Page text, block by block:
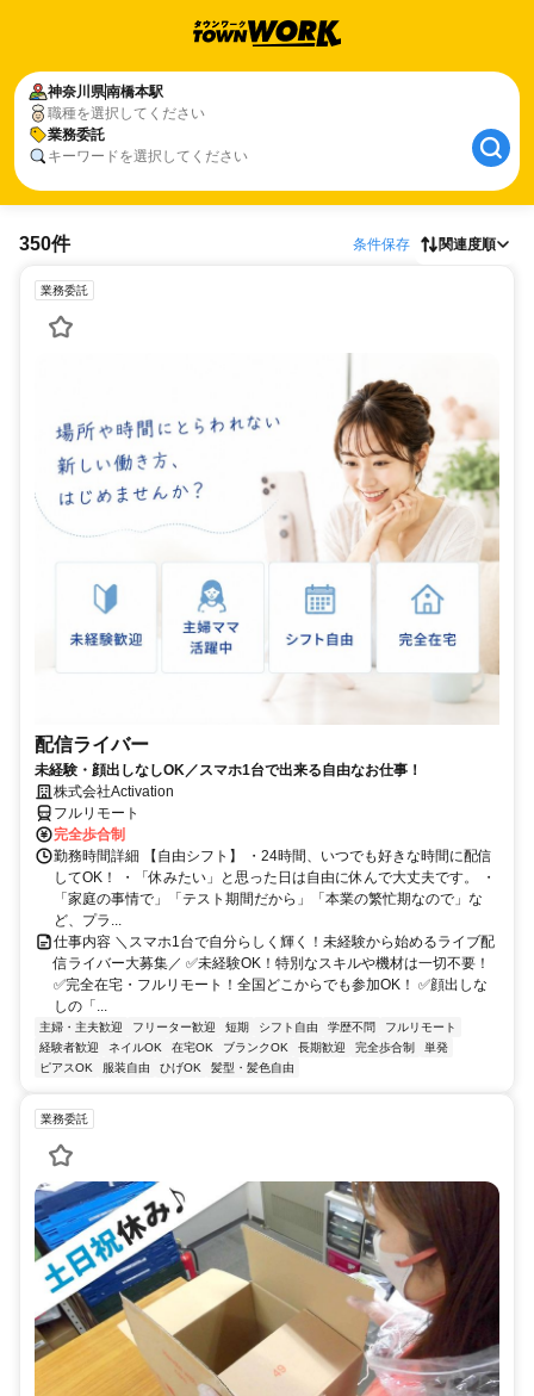
神奈川県南橋本駅
職種を選択してください
業務委託
キーワードを選択してください
350件 条件保存 関連度順
業務委託
配信ライバー
未経験・顔出しなしOK／スマホ1台で出来る自由なお仕事！
株式会社Activation
フルリモート
完全歩合制
勤務時間詳細 【自由シフト】 ・24時間、いつでも好きな時間に配信
してOK！ ・「休みたい」と思った日は自由に休んで大丈夫です。 ・
「家庭の事情で」「テスト期間だから」「本業の繁忙期なので」な
ど、プラ...
仕事内容 ＼スマホ1台で自分らしく輝く！未経験から始めるライブ配
信ライバー大募集／ ✅未経験OK！特別なスキルや機材は一切不要！
✅完全在宅・フルリモート！全国どこからでも参加OK！ ✅顔出しな
しの「...
主婦・主夫歓迎 フリーター歓迎 短期 シフト自由 学歴不問
フルリモート
経験者歓迎
ネイルOK 在宅OK ブランクOK 長期歓迎 完全歩合制
単発
ピアスOK
服装自由 ひげOK 髪型・髪色自由
業務委託